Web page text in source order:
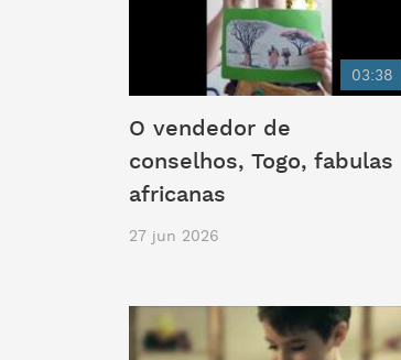
03:38
O vendedor de
conselhos, Togo, fabulas
africanas
27 jun 2026